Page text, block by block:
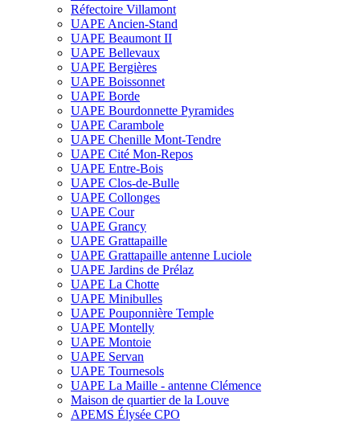
Réfectoire Villamont
UAPE Ancien-Stand
UAPE Beaumont II
UAPE Bellevaux
UAPE Bergières
UAPE Boissonnet
UAPE Borde
UAPE Bourdonnette Pyramides
UAPE Carambole
UAPE Chenille Mont-Tendre
UAPE Cité Mon-Repos
UAPE Entre-Bois
UAPE Clos-de-Bulle
UAPE Collonges
UAPE Cour
UAPE Grancy
UAPE Grattapaille
UAPE Grattapaille antenne Luciole
UAPE Jardins de Prélaz
UAPE La Chotte
UAPE Minibulles
UAPE Pouponnière Temple
UAPE Montelly
UAPE Montoie
UAPE Servan
UAPE Tournesols
UAPE La Maille - antenne Clémence
Maison de quartier de la Louve
APEMS Élysée CPO